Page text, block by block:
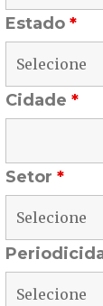
Estado *
Cidade *
Setor *